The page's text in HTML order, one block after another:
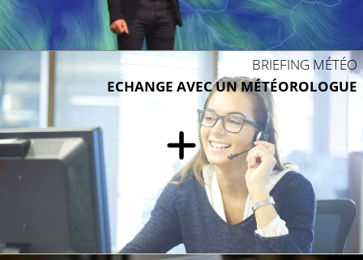
BRIEFING MÉTÉO
ECHANGE AVEC UN MÉTÉOROLOGUE